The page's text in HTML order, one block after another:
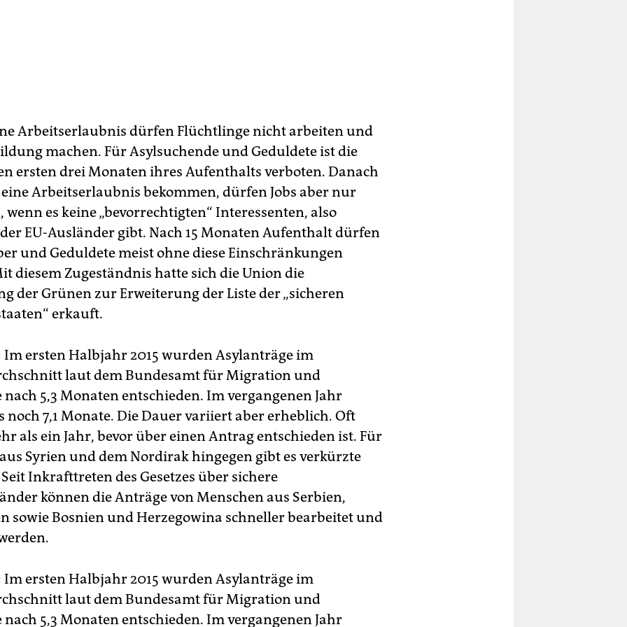
Arbeitserlaubnis dürfen Flüchtlinge nicht arbeiten und
machen. Für Asylsuchende und Geduldete ist die
ersten drei Monaten ihres Aufenthalts verboten. Danach
Arbeitserlaubnis bekommen, dürfen Jobs aber nur
es keine „bevorrechtigten“ Interessenten, also
EU-Ausländer gibt. Nach 15 Monaten Aufenthalt dürfen
und Geduldete meist ohne diese Einschränkungen
diesem Zugeständnis hatte sich die Union die
der Grünen zur Erweiterung der Liste der „sicheren
erkauft.
Im ersten Halbjahr 2015 wurden Asylanträge im
laut dem Bundesamt für Migration und
5,3 Monaten entschieden. Im vergangenen Jahr
noch 7,1 Monate. Die Dauer variiert aber erheblich. Oft
als ein Jahr, bevor über einen Antrag entschieden ist. Für
Syrien und dem Nordirak hingegen gibt es verkürzte
Inkrafttreten des Gesetzes über sichere
können die Anträge von Menschen aus Serbien,
sowie Bosnien und Herzegowina schneller bearbeitet und
Im ersten Halbjahr 2015 wurden Asylanträge im
laut dem Bundesamt für Migration und
5,3 Monaten entschieden. Im vergangenen Jahr